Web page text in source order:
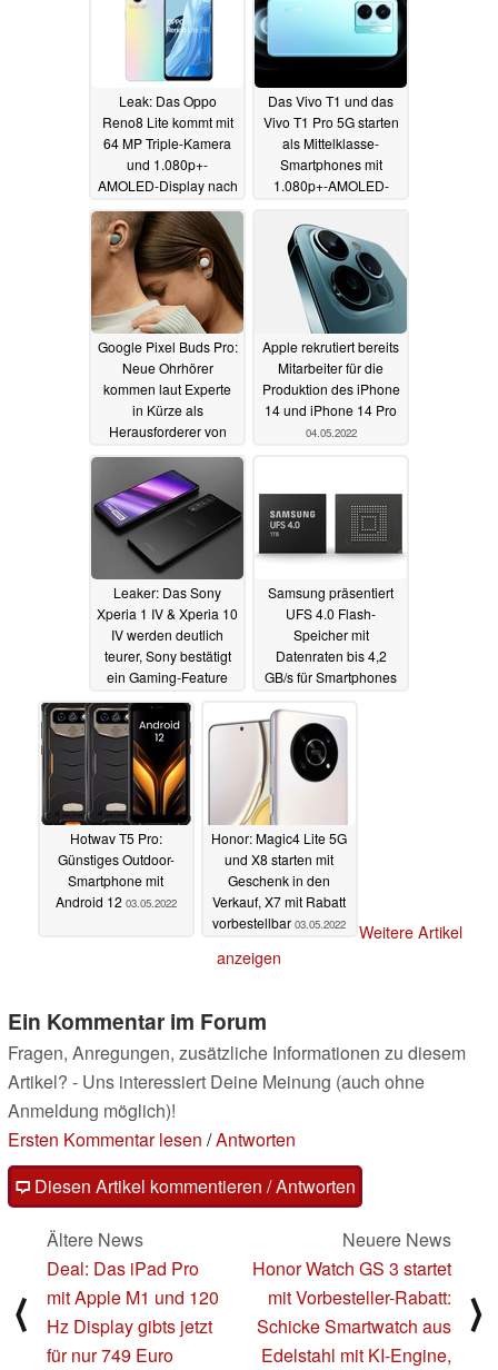
Leak: Das Oppo
Reno8 Lite kommt mit
64 MP Triple-Kamera
und 1.080p+-
AMOLED-Display nach
Deutschland04.05.2022
Das Vivo T1 und das
Vivo T1 Pro 5G starten
als Mittelklasse-
Smartphones mit
1.080p+-AMOLED-
Google Pixel Buds Pro:
Neue Ohrhörer
kommen laut Experte
in Kürze als
Herausforderer von
AirPods Pro und Co
04.05.2022
Apple rekrutiert bereits
Mitarbeiter für die
Produktion des iPhone
14 und iPhone 14 Pro
04.05.2022
Leaker: Das Sony
Xperia 1 IV & Xperia 10
IV werden deutlich
teurer, Sony bestätigt
ein Gaming-Feature
04.05.2022
Samsung präsentiert
UFS 4.0 Flash-
Speicher mit
Datenraten bis 4,2
GB/s für Smartphones
Hotwav T5 Pro:
Günstiges Outdoor-
Smartphone mit
Android 12 03.05.2022
Honor: Magic4 Lite 5G
und X8 starten mit
Geschenk in den
Verkauf, X7 mit Rabatt
vorbestellbar 03.05.2022
Weitere Artikel
anzeigen
Ein Kommentar im Forum
Fragen, Anregungen, zusätzliche Informationen zu diesem
Artikel? - Uns interessiert Deine Meinung (auch ohne
Anmeldung möglich)!
Ersten Kommentar lesen /Antworten
Diesen Artikel kommentieren / Antworten
⟨
Ältere News
Deal: Das iPad Pro
mit Apple M1 und 120
Hz Display gibts jetzt
für nur 749 Euro
Neuere News
Honor Watch GS 3 startet
mit Vorbesteller-Rabatt:
Schicke Smartwatch aus
Edelstahl mit KI-Engine,
⟩